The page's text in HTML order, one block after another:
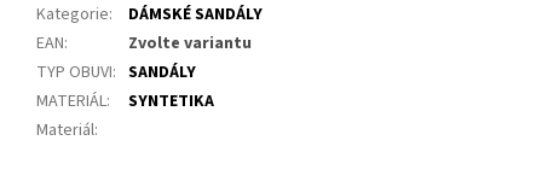
Kategorie:
DÁMSKÉ SANDÁLY
EAN:
Zvolte variantu
TYP OBUVI: SANDÁLY
MATERIÁL:
SYNTETIKA
Materiál: